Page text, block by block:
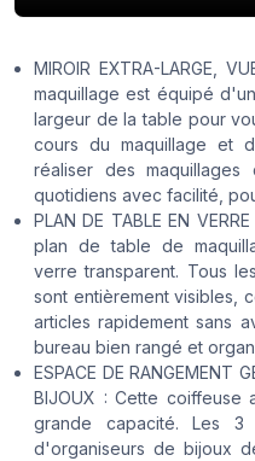
MIROIR EXTRA-LARGE,
maquillage est équipé
largeur de la table pour
cours du maquillage et
réaliser des
quotidiens avec facilité,
PLAN DE TABLE EN
plan de table de
verre transparent. Tous
sont entièrement visibles,
articles rapidement sans
bureau bien rangé et
ESPACE DE RANGEMENT
BIJOUX : Cette coiffeuse
grande capacité. Les 3
d'organiseurs de bijoux